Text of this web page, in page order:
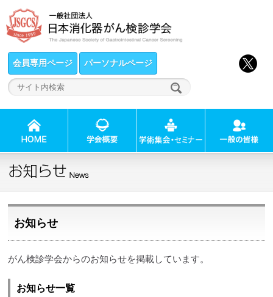
会員専用ページ パーソナルページ
お知らせ
がん検診学会からのお知らせを掲載しています。
お知らせ一覧